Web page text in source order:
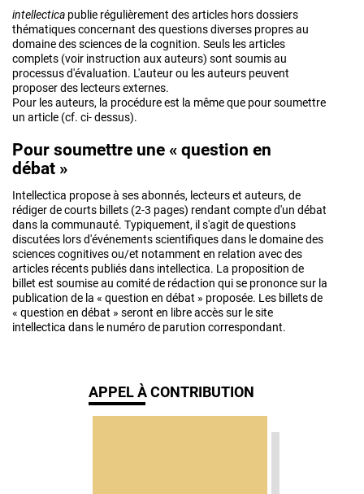
intellectica publie régulièrement des articles hors dossiers
thématiques concernant des questions diverses propres au
domaine des sciences de la cognition. Seuls les articles
complets (voir instruction aux auteurs) sont soumis au
processus d'évaluation. L'auteur ou les auteurs peuvent
proposer des lecteurs externes.
Pour les auteurs, la procédure est la même que pour soumettre
un article (cf. ci- dessus).
Pour soumettre une « question en
débat »
Intellectica propose à ses abonnés, lecteurs et auteurs, de
rédiger de courts billets (2-3 pages) rendant compte d'un débat
dans la communauté. Typiquement, il s'agit de questions
discutées lors d'événements scientifiques dans le domaine des
sciences cognitives ou/et notamment en relation avec des
articles récents publiés dans intellectica. La proposition de
billet est soumise au comité de rédaction qui se prononce sur la
publication de la « question en débat » proposée. Les billets de
« question en débat » seront en libre accès sur le site
intellectica dans le numéro de parution correspondant.
APPEL À CONTRIBUTION